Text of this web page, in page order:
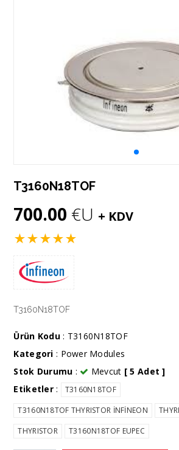
T3160N18TOF
700.00 €U + KDV
★★★★★
T3160N18TOF
Ürün Kodu: T3160N18TOF
Kategori : Power Modules
Stok Durumu : Mevcut [ 5 Adet ]
Etiketler:
T3160N18TOF
T3160N18TOF THYRISTOR İNFİNEON
THYRISTOR
T3160N18TOF EUPEC